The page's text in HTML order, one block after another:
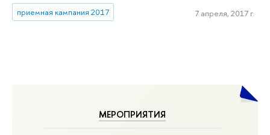
МЕРОПРИЯТИЯ
приемная кампания 2017 7 апреля, 2017 г.